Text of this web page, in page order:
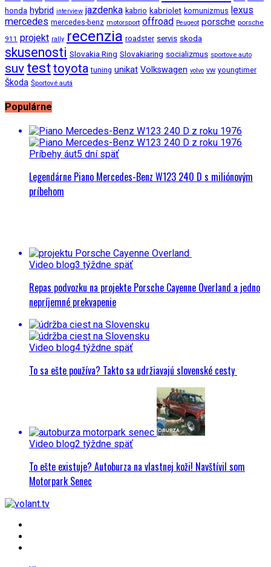
honda hybrid interview jazdenka kabrio kabriolet komunizmus lexus
mercedes mercedes-benz motorsport offroad Peugeot porsche porsche
911 projekt rally recenzia roadster servis skoda
skusenosti Slovakia Ring Slovakiaring socializmus sportove auto
suv testtoyota tuning unikat Volkswagen volvo vw youngtimer
Škoda Športové autá
Populárne
Príbehy áut5 dní späť
Legendárne Piano Mercedes-Benz W123 240 D s miliónovým
príbehom
Video blog3 týždne späť
Repas podvozku na projekte Porsche Cayenne Overland a jedno
nepríjemné prekvapenie
Video blog4 týždne späť
To sa ešte používa? Takto sa udržiavajú slovenské cesty
Video blog2 týždne späť
To ešte existuje? Autoburza na vlastnej koži! Navštívil som
Motorpark Senec